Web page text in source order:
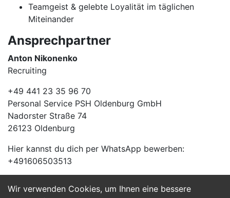
Wir verwenden Cookies, um Ihnen eine bessere
Teamgeist & gelebte Loyalität im täglichen
Miteinander
Ansprechpartner
Anton Nikonenko
Recruiting
+49 441 23 35 96 70
Personal Service PSH Oldenburg GmbH
Nadorster Straße 74
26123 Oldenburg
Hier kannst du dich per WhatsApp bewerben:
+491606503513